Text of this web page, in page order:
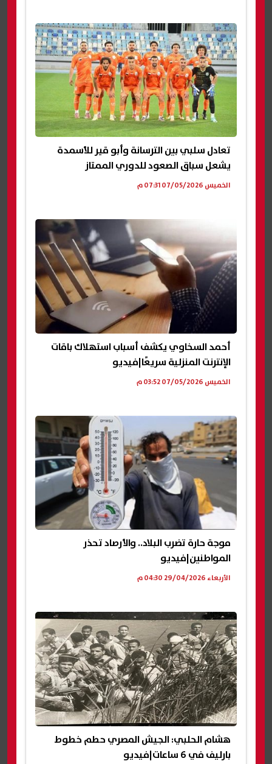
تعادل سلبي بين الترسانة وأبو قير للأسمدة
يشعل سباق الصعود للدوري الممتاز
الخميس 07/05/2026 07:31 م
أحمد السخاوي يكشف أسباب استهلاك باقات
الإنترنت المنزلية سريعًا|فيديو
الخميس 07/05/2026 03:52 م
موجة حارة تضرب البلاد.. والأرصاد تحذر
المواطنين|فيديو
الأربعاء 29/04/2026 04:30 م
هشام الحلبي: الجيش المصري حطم خطوط
بارليف في 6 ساعات|فيديو